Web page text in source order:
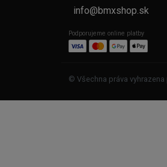
info@bmxshop.sk
Podporujeme online platby
© Všechna práva vyhrazena